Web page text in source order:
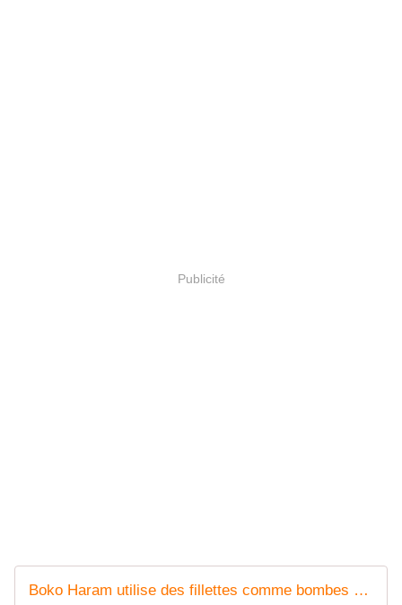
Publicité
Boko Haram utilise des fillettes comme bombes humaines